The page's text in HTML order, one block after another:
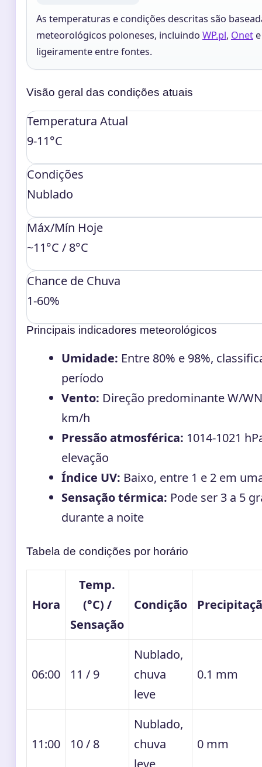
As temperaturas e condições descritas são
meteorológicos poloneses, incluindo WP.pl, Onet
ligeiramente entre fontes.
Visão geral das condições atuais
Temperatura Atual
9-11°C
Condições
Nublado
Máx/Mín Hoje
~11°C / 8°C
Chance de Chuva
1-60%
Principais indicadores meteorológicos
Umidade: Entre 80% e 98%,
período
Vento: Direção predominante W/
km/h
Pressão atmosférica: 1014-1021
elevação
Índice UV: Baixo, entre 1 e 2 em
Sensação térmica: Pode ser 3 a 5
durante a noite
Tabela de condições por horário
Hora
Temp.
(°C) /
Sensação
Condição
06:00 11 / 9
Nublado,
chuva
leve
0.1 mm
11:00 10 / 8
Nublado,
chuva
leve
0 mm